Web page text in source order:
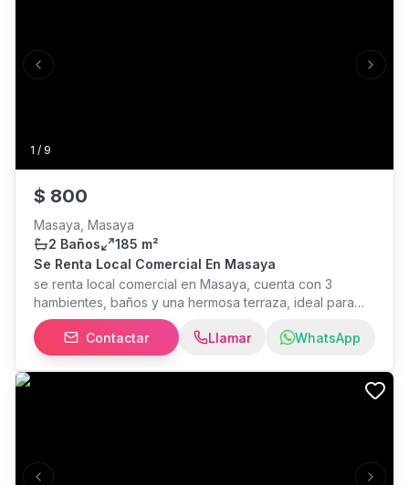
1 / 9
Previous slide Next
$ 800
Masaya, Masaya
2 Baños
185 m²
Se Renta Local Comercial En Masaya
se renta local comercial en Masaya, cuenta con 3
hambientes, baños y una hermosa terraza, ideal para
café, restaurante, lugar de eventos, tienda, oficinas etc
Contactar
Llamar WhatsApp